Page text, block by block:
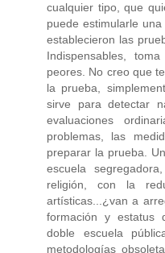
cualquier tipo, que
puede estimularle
establecieron las
Indispensables,
peores. No creo que
la prueba,
sirve para detectar
evaluaciones
problemas, las
preparar la prueba.
escuela
religión, con la
artísticas...¿van a
formación y estatus
doble escuela
metodologías